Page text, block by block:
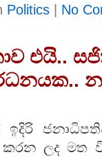
Politics | No
එයි..
ඉදිරි
ලද මත